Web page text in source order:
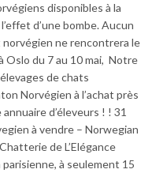
disponibles à la
d’une bombe. Aucun
ne rencontrera le
Oslo du 7 au 10 mai, Notre
de chats
Norvégien à l’achat près
d’éleveurs ! ! 31
à vendre – Norwegian
de L’Elégance
à seulement 15